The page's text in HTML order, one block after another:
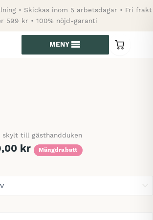
• Skickas inom 5 arbetsdagar • Fri frakt
599 kr • 100% nöjd-garanti
MENY 0
skylt till gästhandduken
krPrisintervall:
Mängdrabatt